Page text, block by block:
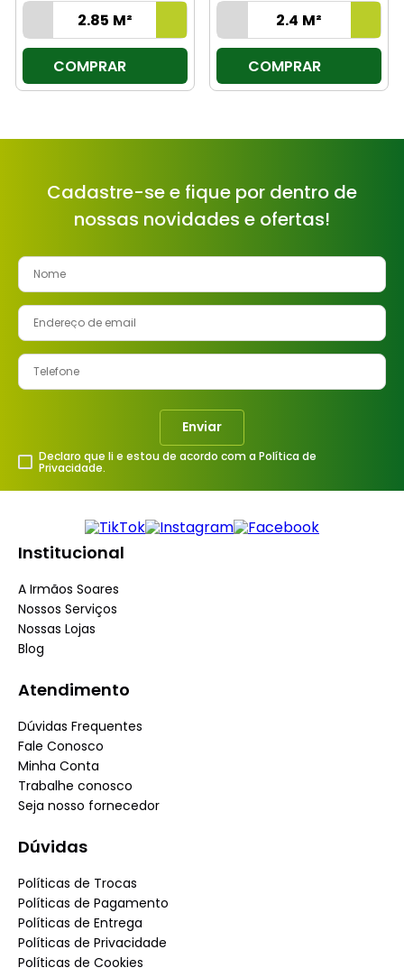
COMPRAR COMPRAR
Cadastre-se e fique por dentro de
nossas novidades e ofertas!
Enviar
Declaro que li e estou de acordo com a Política de
Privacidade.
Institucional
A Irmãos Soares
Nossos Serviços
Nossas Lojas
Blog
Atendimento
Dúvidas Frequentes
Fale Conosco
Minha Conta
Trabalhe conosco
Seja nosso fornecedor
Dúvidas
Políticas de Trocas
Políticas de Pagamento
Políticas de Entrega
Políticas de Privacidade
Políticas de Cookies